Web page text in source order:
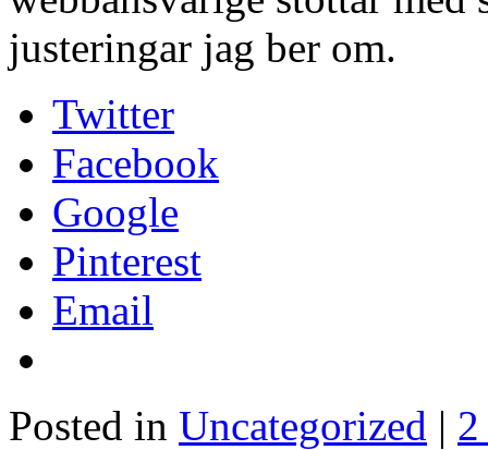
justeringar jag ber om.
Twitter
Facebook
Google
Pinterest
Email
Posted in Uncategorized |